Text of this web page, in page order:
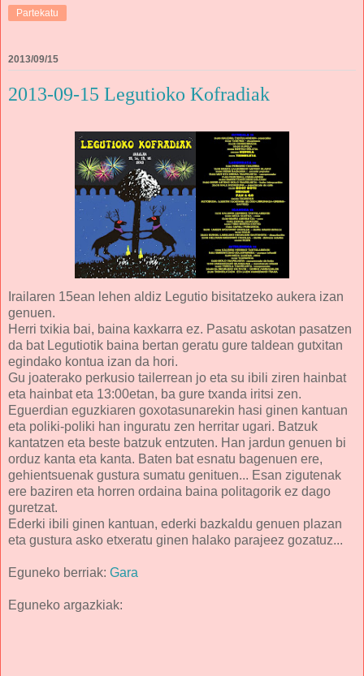
Partekatu
2013/09/15
2013-09-15 Legutioko Kofradiak
Irailaren 15ean lehen aldiz Legutio bisitatzeko aukera izan
genuen.
Herri txikia bai, baina kaxkarra ez. Pasatu askotan pasatzen
da bat Legutiotik baina bertan geratu gure taldean gutxitan
egindako kontua izan da hori.
Gu joaterako perkusio tailerrean jo eta su ibili ziren hainbat
eta hainbat eta 13:00etan, ba gure txanda iritsi zen.
Eguerdian eguzkiaren goxotasunarekin hasi ginen kantuan
eta poliki-poliki han inguratu zen herritar ugari. Batzuk
kantatzen eta beste batzuk entzuten. Han jardun genuen bi
orduz kanta eta kanta. Baten bat esnatu bagenuen ere,
gehientsuenak gustura sumatu genituen... Esan zigutenak
ere baziren eta horren ordaina baina politagorik ez dago
guretzat.
Ederki ibili ginen kantuan, ederki bazkaldu genuen plazan
eta gustura asko etxeratu ginen halako parajeez gozatuz...
Eguneko berriak: Gara
Eguneko argazkiak: